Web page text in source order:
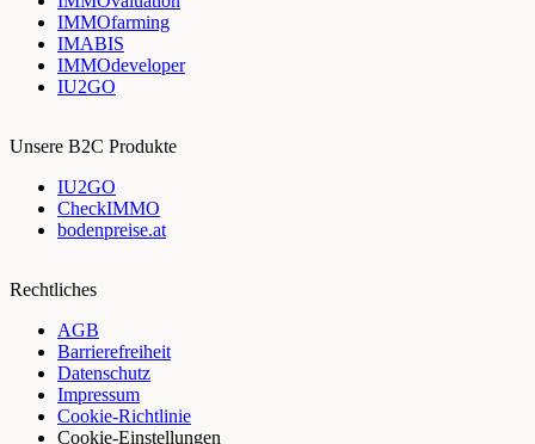
IMMOfarming
IMABIS
IMMOdeveloper
IU2GO
Unsere B2C Produkte
IU2GO
CheckIMMO
bodenpreise.at
Rechtliches
AGB
Barrierefreiheit
Datenschutz
Impressum
Cookie-Richtlinie
Cookie-Einstellungen